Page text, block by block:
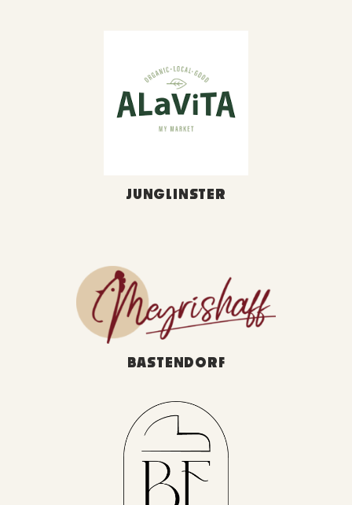
JUNGLINSTER
BASTENDORF